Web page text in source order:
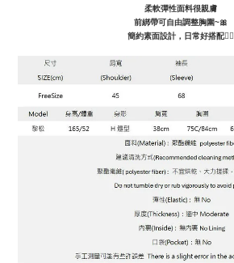
柔軟彈性面料很親膚
前綁帶可自由調整胸圍~🎀
簡約素面設計，日常好搭配👌🏻